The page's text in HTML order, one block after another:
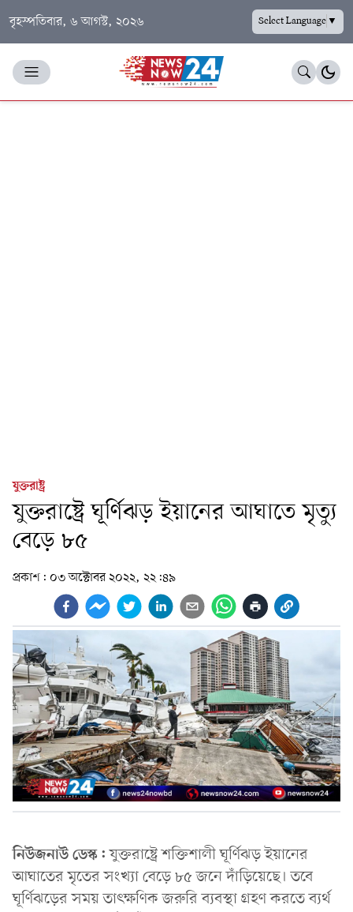
বৃহস্পতিবার, ৬ আগস্ট, ২০২৬ Select Language▼
যুক্তরাষ্ট্র
যুক্তরাষ্ট্রে ঘূর্ণিঝড় ইয়ানের আঘাতে মৃত্যু
বেড়ে ৮৫
প্রকাশ: ০৩ অক্টোবর ২০২২, ২২:৪৯
নিউজনাউ ডেস্ক:যুক্তরাষ্ট্রে শক্তিশালী ঘূর্ণিঝড় ইয়ানের
আঘাতের মৃতের সংখ্যা বেড়ে ৮৫ জনে দাঁড়িয়েছে। তবে
ঘূর্ণিঝড়ের সময় তাৎক্ষণিক জরুরি ব্যবস্থা গ্রহণ করতে ব্যর্থ